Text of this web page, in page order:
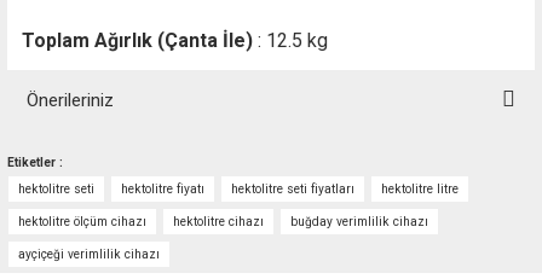
Toplam Ağırlık (Çanta İle) : 12.5 kg
Önerileriniz
yetersiz gördüğünüz noktaları öneri formunu kullanarak tarafımıza
iletebilirsiniz.
Görüş ve önerileriniz için teşekkür ederiz.
Etiketler :
hektolitre seti
hektolitre fiyatı hektolitre seti fiyatları hektolitre litre
hektolitre ölçüm cihazı hektolitre cihazı buğday verimlilik cihazı
ayçiçeği verimlilik cihazı